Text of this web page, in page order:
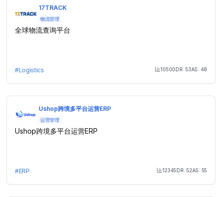
17TRACK
物流管理
全球物流查询平台
#Logistics Month Visit
10500DR:53AS: 48
Ushop跨境多平台运营ERP
运营管理
Ushop跨境多平台运营ERP
#ERP Month Visit
12345DR:52AS: 55